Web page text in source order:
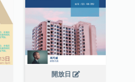
開放日